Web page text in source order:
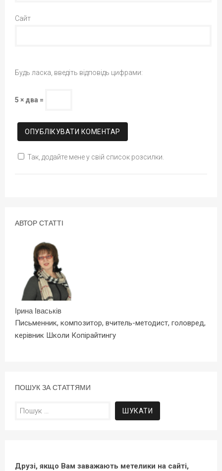
Сайт
Будь ласка, введіть відповідь цифрами:
5 × два =
Так, додайте мене у свій список розсилки.
АВТОР СТАТТІ
Ірина Іваськів
Письменник, композитор, вчитель-методист, головред,
керівник Школи Копірайтингу
ПОШУК ЗА СТАТТЯМИ
Пошук:
Друзі, якщо Вам заважають метелики на сайті,